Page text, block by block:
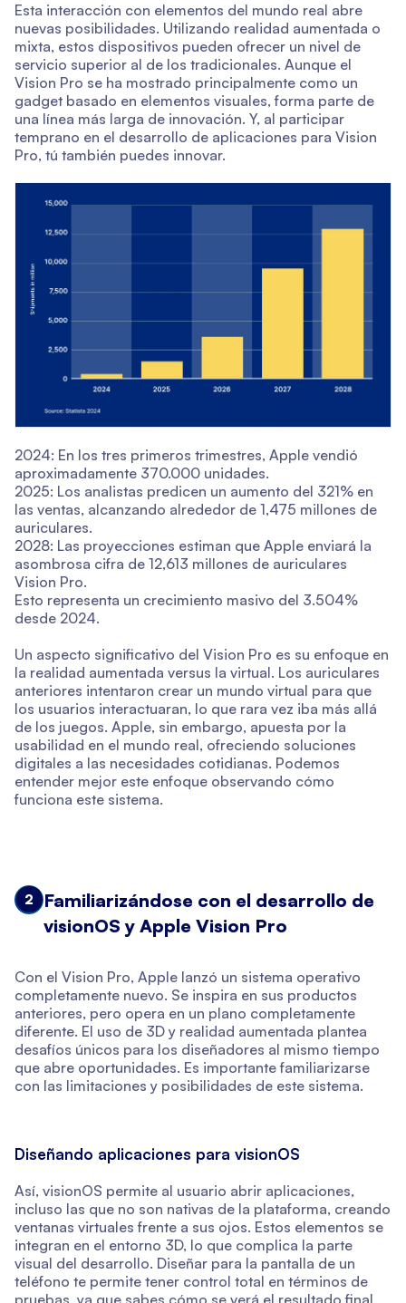
Esta interacción con elementos del mundo real abre
nuevas posibilidades. Utilizando realidad aumentada o
mixta, estos dispositivos pueden ofrecer un nivel de
servicio superior al de los tradicionales. Aunque el
Vision Pro se ha mostrado principalmente como un
gadget basado en elementos visuales, forma parte de
una línea más larga de innovación. Y, al participar
temprano en el desarrollo de aplicaciones para Vision
Pro, tú también puedes innovar.
2024: En los tres primeros trimestres, Apple vendió
aproximadamente 370.000 unidades.
2025: Los analistas predicen un aumento del 321% en
las ventas, alcanzando alrededor de 1,475 millones de
auriculares.
2028: Las proyecciones estiman que Apple enviará la
asombrosa cifra de 12,613 millones de auriculares
Vision Pro.
Esto representa un crecimiento masivo del 3.504%
desde 2024.
Un aspecto significativo del Vision Pro es su enfoque en
la realidad aumentada versus la virtual. Los auriculares
anteriores intentaron crear un mundo virtual para que
los usuarios interactuaran, lo que rara vez iba más allá
de los juegos. Apple, sin embargo, apuesta por la
usabilidad en el mundo real, ofreciendo soluciones
digitales a las necesidades cotidianas. Podemos
entender mejor este enfoque observando cómo
funciona este sistema.
2
Familiarizándose con el desarrollo de
visionOS y Apple Vision Pro
Con el Vision Pro, Apple lanzó un sistema operativo
completamente nuevo. Se inspira en sus productos
anteriores, pero opera en un plano completamente
diferente. El uso de 3D y realidad aumentada plantea
desafíos únicos para los diseñadores al mismo tiempo
que abre oportunidades. Es importante familiarizarse
con las limitaciones y posibilidades de este sistema.
Diseñando aplicaciones para visionOS
Así, visionOS permite al usuario abrir aplicaciones,
incluso las que no son nativas de la plataforma, creando
ventanas virtuales frente a sus ojos. Estos elementos se
integran en el entorno 3D, lo que complica la parte
visual del desarrollo. Diseñar para la pantalla de un
teléfono te permite tener control total en términos de
pruebas, ya que sabes cómo se verá el resultado final.